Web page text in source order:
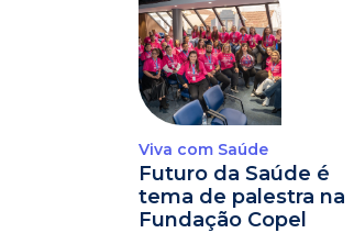
Viva com Saúde
Futuro da Saúde é
tema de palestra na
Fundação Copel